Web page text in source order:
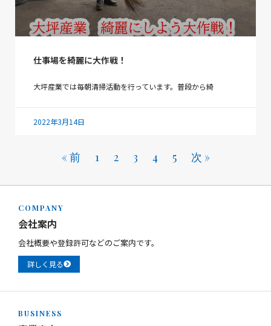
仕事場を綺麗に大作戦！
大坪産業では毎朝清掃活動を行っています。普段から綺
2022年3月14日
« 前 1 2 3 4 5 次 »
COMPANY
会社案内
会社概要や登録許可などのご案内です。
詳しく見る
BUSINESS